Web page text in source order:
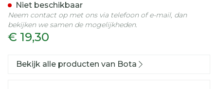
€ 19,30
Niet beschikbaar
Neem contact op met ons via telefoon of e-mail, dan
bekijken we samen de mogelijkheden.
Bekijk alle producten van Bota